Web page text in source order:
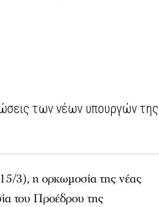
των νέων υπουργών της
3), η ορκωμοσία της νέας
του Προέδρου της